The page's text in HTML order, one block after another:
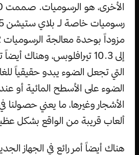
إلى 10.3 تيرافلوبس، وهناك
التي تجعل الضوء يبدو حقيقياً
الضوء على الأسطح المائية أو
الأشجار وغيرها، ما يعني حصولنا
ألعاب قريبة من الواقع بشكل
هناك أيضاً أمر رائع في الجهاز